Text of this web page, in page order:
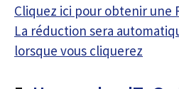
Cliquez ici pour obtenir une
La réduction sera
lorsque vous cliquerez